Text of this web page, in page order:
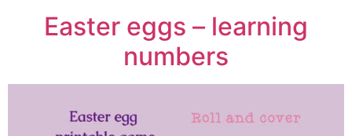
Easter eggs – learning
numbers